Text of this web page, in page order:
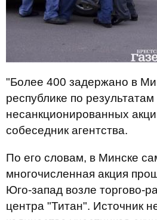
"Более 400 задержано в
республике по результатам
несанкционированных
собеседник агентства.
По его словам, в Минске
многочисленная акция
Юго-запад возле торгово-
центра "Титан". Источник